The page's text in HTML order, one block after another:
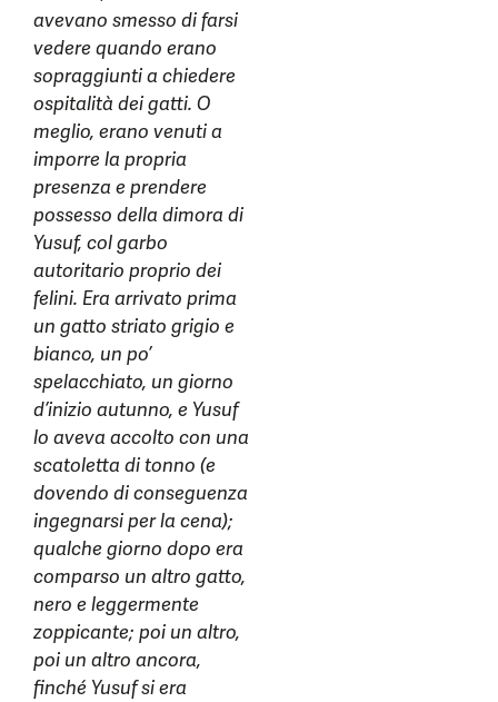
avevano smesso di farsi
vedere quando erano
sopraggiunti a chiedere
ospitalità dei gatti. O
meglio, erano venuti a
imporre la propria
presenza e prendere
possesso della dimora di
Yusuf, col garbo
autoritario proprio dei
felini. Era arrivato prima
un gatto striato grigio e
bianco, un po’
spelacchiato, un giorno
d’inizio autunno, e Yusuf
lo aveva accolto con una
scatoletta di tonno (e
dovendo di conseguenza
ingegnarsi per la cena);
qualche giorno dopo era
comparso un altro gatto,
nero e leggermente
zoppicante; poi un altro,
poi un altro ancora,
finché Yusuf si era